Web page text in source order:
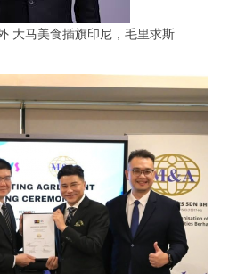
大马美食插旗印尼，毛里求斯